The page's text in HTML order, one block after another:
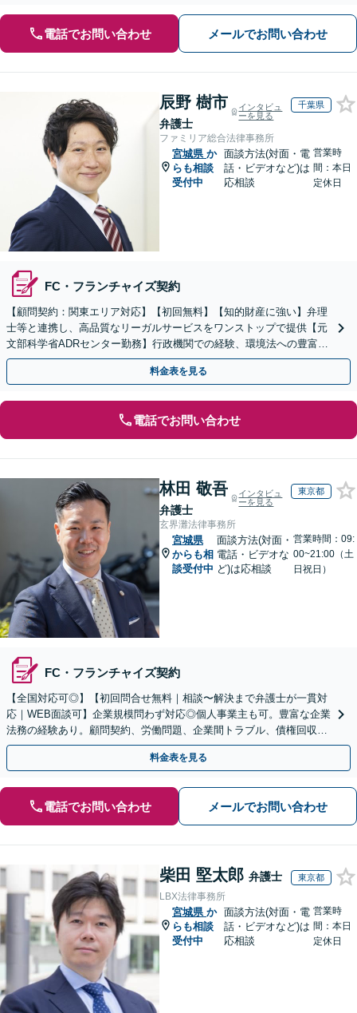
電話でお問い合わせ メールでお問い合わせ
辰野 樹市
弁護士
インタビュ
ーを見る
千葉県
ファミリア総合法律事務所
宮城県 か
らも相談
受付中
面談方法(対面・電
話・ビデオなど)は
応相談
営業時
間：本日
定休日
FC・フランチャイズ契約
【顧問契約：関東エリア対応】【初回無料】【知的財産に強い】弁理
士等と連携し、高品質なリーガルサービスをワンストップで提供【元
文部科学省ADRセンター勤務】行政機関での経験、環境法への豊富な
知識を活かし、事業者さまの抱える問題を解決へ導きます
料金表を見る
電話でお問い合わせ
林田 敬吾
弁護士
インタビュ
ーを見る
東京都
玄界灘法律事務所
宮城県
からも相
談受付中
面談方法(対面・
電話・ビデオな
ど)は応相談
営業時間：09:
00~21:00（土
日祝日）
FC・フランチャイズ契約
【全国対応可◎】【初回問合せ無料｜相談〜解決まで弁護士が一貫対
応｜WEB面談可】企業規模問わず対応◎個人事業主も可。豊富な企業
法務の経験あり。顧問契約、労働問題、企業間トラブル、債権回収、
契約書のリーガルチェック等、サポートします。
料金表を見る
電話でお問い合わせ メールでお問い合わせ
柴田 堅太郎 弁護士 東京都
LBX法律事務所
宮城県 か
らも相談
受付中
面談方法(対面・電
話・ビデオなど)は
応相談
営業時
間：本日
定休日